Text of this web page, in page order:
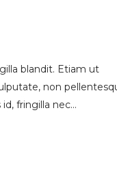
blandit. Etiam ut
non
fringilla nec…